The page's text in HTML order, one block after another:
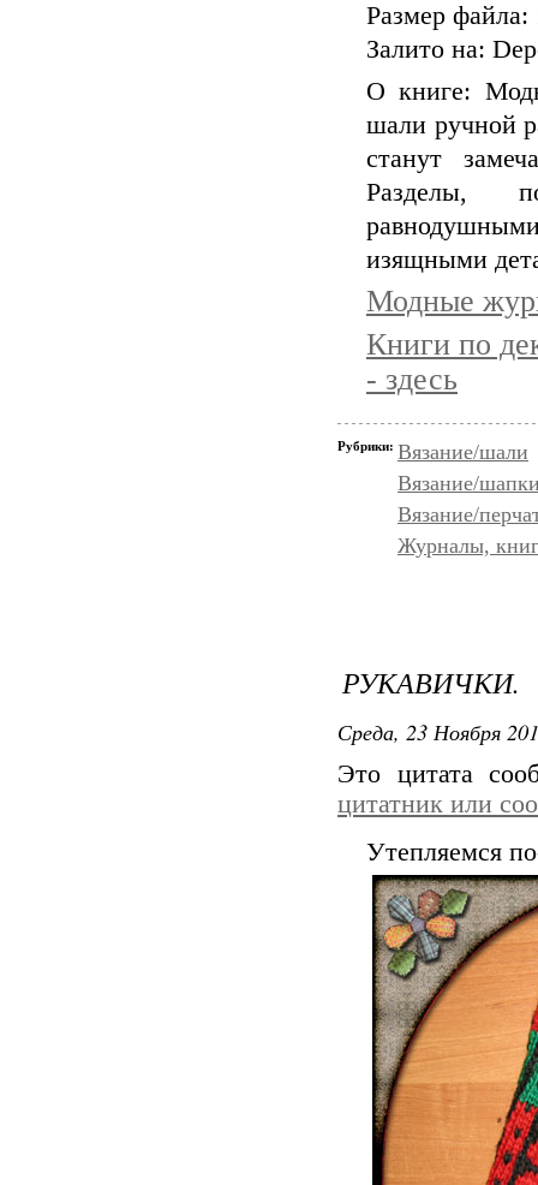
Размер
Залито на:
О книге:
шали ручной
станут
Разделы,
изящными
Модные
Книги по
- здесь
Рубрики: Вязание/шали
Вязание/
Вязание/
Журналы,
РУКАВИЧКИ.
Среда, 23 Ноября
Это цитата
цитатник или
Утепляемся